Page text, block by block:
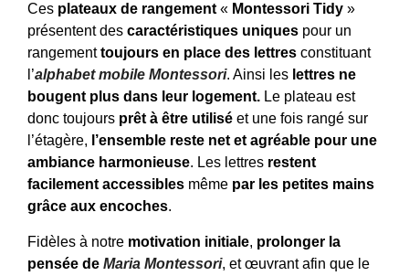
Ces plateaux de rangement « Montessori Tidy »
présentent des caractéristiques uniques pour un
rangementtoujours en place des lettres constituant
l’alphabet mobile Montessori. Ainsi les lettres ne
bougent plus dans leur logement. Le plateau est
donc toujours prêt à être utilisé et une fois rangé sur
l’étagère, l’ensemble reste net et agréable pour une
ambiance harmonieuse. Les lettres restent
facilement accessibles même par les petites mains
grâce aux encoches.
Fidèles à notre motivation initiale, prolonger la
pensée de Maria Montessori, et œuvrant afin que le